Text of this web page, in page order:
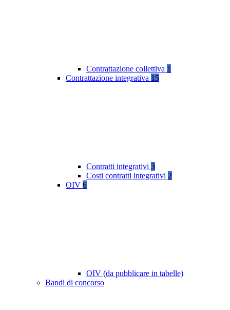
Contrattazione collettiva 1
Contrattazione integrativa 15
Contratti integrativi 3
Costi contratti integrativi 2
OIV 6
OIV (da pubblicare in tabelle)
Bandi di concorso